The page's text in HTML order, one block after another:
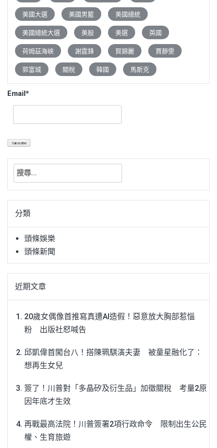
美國大選 美國男籃 美國總統
美國總統大選 美股 美選 英國
荷姆茲海峽 謝霆鋒 賀錦麗 賈靜雯
郭富城 關稅 韓國 馬斯克
Email*
搜
關
字:分類
頭條娛樂
頭條新聞
近期文章
20歲女偶像首推寫真遭AI造假！惡意放大胸部惹惱
粉 出版社怒喊告
邱凱偉首闖台八！搭陳珮騏演夫妻 被童星融化了：
想再生女兒
簽了！川普對「多晶矽及衍生品」加徵關稅 考量2原
因年底才生效
再戰最高法院！川普簽署2項行政命令 限制出生公民
權、生育旅遊